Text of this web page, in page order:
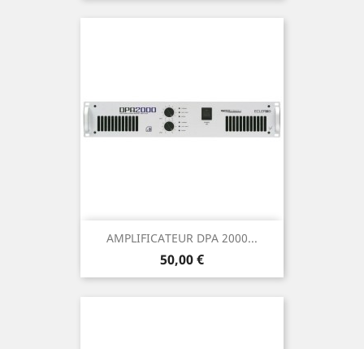
AMPLIFICATEUR DPA 2000...
Prix
50,00 €